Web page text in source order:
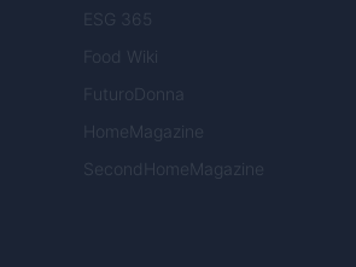
ESG 365
Food Wiki
FuturoDonna
HomeMagazine
SecondHomeMagazine